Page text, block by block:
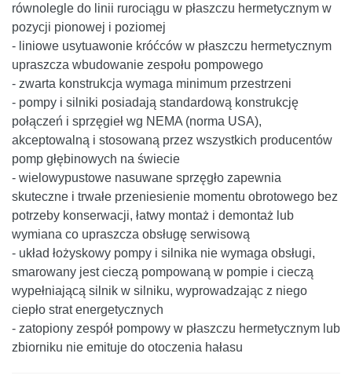
równolegle do linii rurociągu w płaszczu hermetycznym w
pozycji pionowej i poziomej
- liniowe usytuawonie króćców w płaszczu hermetycznym
upraszcza wbudowanie zespołu pompowego
- zwarta konstrukcja wymaga minimum przestrzeni
- pompy i silniki posiadają standardową konstrukcję
połączeń i sprzęgieł wg NEMA (norma USA),
akceptowalną i stosowaną przez wszystkich producentów
pomp głębinowych na świecie
- wielowypustowe nasuwane sprzęgło zapewnia
skuteczne i trwałe przeniesienie momentu obrotowego bez
potrzeby konserwacji, łatwy montaż i demontaż lub
wymiana co upraszcza obsługę serwisową
- układ łożyskowy pompy i silnika nie wymaga obsługi,
smarowany jest cieczą pompowaną w pompie i cieczą
wypełniającą silnik w silniku, wyprowadzając z niego
ciepło strat energetycznych
- zatopiony zespół pompowy w płaszczu hermetycznym lub
zbiorniku nie emituje do otoczenia hałasu